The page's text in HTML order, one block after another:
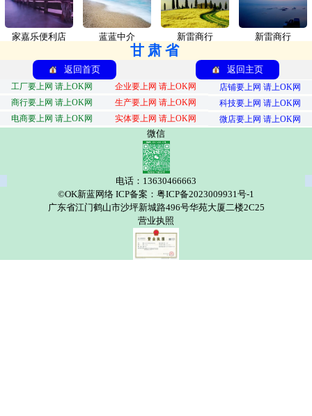
家嘉乐便利店 蓝蓝中介 新雷商行 新雷商行
甘肃省
返回首页 返回主页
工厂要上网 请上OK网 企业要上网 请上OK网
店铺要上网 请上OK网
商行要上网 请上OK网
生产要上网 请上OK网
科技要上网 请上OK网
电商要上网 请上OK网
实体要上网 请上OK网 微店要上网 请上OK网
微信
电话：13630466663
©OK新蓝网络 ICP备案：粤ICP备2023009931号-1
广东省江门鹤山市沙坪新城路496号华苑大厦二楼2C25
营业执照